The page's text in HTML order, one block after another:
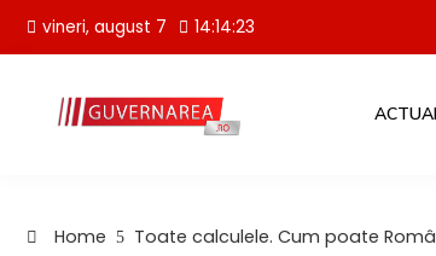
Skip vineri, august 7 14:14:24
Home Toate calculele. Cum poate